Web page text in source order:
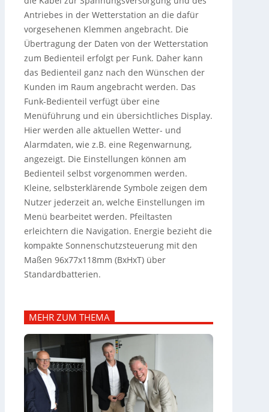
Antriebes in der Wetterstation an die dafür
vorgesehenen Klemmen angebracht. Die
Übertragung der Daten von der Wetterstation
zum Bedienteil erfolgt per Funk. Daher kann
das Bedienteil ganz nach den Wünschen der
Kunden im Raum angebracht werden. Das
Funk-Bedienteil verfügt über eine
Menüführung und ein übersichtliches Display.
Hier werden alle aktuellen Wetter- und
Alarmdaten, wie z.B. eine Regenwarnung,
angezeigt. Die Einstellungen können am
Bedienteil selbst vorgenommen werden.
Kleine, selbsterklärende Symbole zeigen dem
Nutzer jederzeit an, welche Einstellungen im
Menü bearbeitet werden. Pfeiltasten
erleichtern die Navigation. Energie bezieht die
kompakte Sonnenschutzsteuerung mit den
Maßen 96x77x118mm (BxHxT) über
Standardbatterien.
MEHR ZUM THEMA